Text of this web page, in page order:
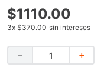
$1110.00
3x $370.00 sin intereses
＋
－